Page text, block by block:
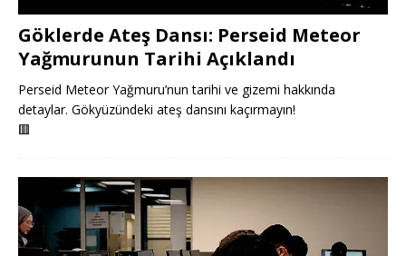
Göklerde Ateş Dansı: Perseid Meteor
Yağmurunun Tarihi Açıklandı
Perseid Meteor Yağmuru’nun tarihi ve gizemi hakkında
detaylar. Gökyüzündeki ateş dansını kaçırmayın!
🟥